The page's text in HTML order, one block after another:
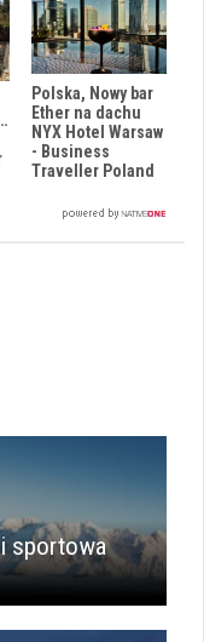
Polska, Nowy bar
Ether na dachu
NYX Hotel Warsaw
- Business
Traveller Poland
sportowa